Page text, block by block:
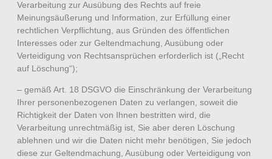
Verarbeitung zur Ausübung des Rechts auf freie
Meinungsäußerung und Information, zur Erfüllung einer
rechtlichen Verpflichtung, aus Gründen des öffentlichen
Interesses oder zur Geltendmachung, Ausübung oder
Verteidigung von Rechtsansprüchen erforderlich ist („Recht
auf Löschung“);
– gemäß Art. 18 DSGVO die Einschränkung der Verarbeitung
Ihrer personenbezogenen Daten zu verlangen, soweit die
Richtigkeit der Daten von Ihnen bestritten wird, die
Verarbeitung unrechtmäßig ist, Sie aber deren Löschung
ablehnen und wir die Daten nicht mehr benötigen, Sie jedoch
diese zur Geltendmachung, Ausübung oder Verteidigung von